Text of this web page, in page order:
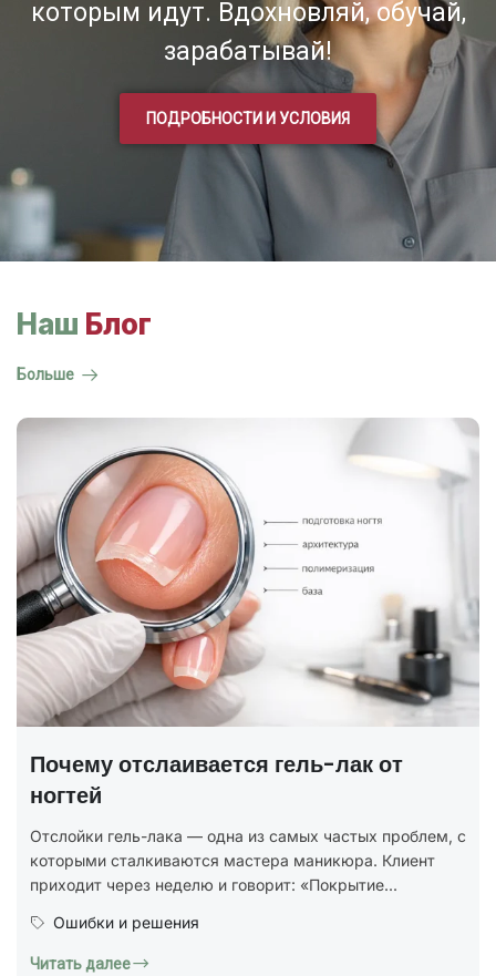
которым идут. Вдохновляй, обучай,
зарабатывай!
ПОДРОБНОСТИ И УСЛОВИЯ
Наш Блог
Больше
ГОСТ на маникюр Р 72319-2025 —
В 2025 году был утверждён новый национальный
стандарт ГОСТ Р 72319-2025 «Услуги бытовые.
Ногтевой сервис. Карты типовых технологических
процессов. Общие...
Юридическая грамотность